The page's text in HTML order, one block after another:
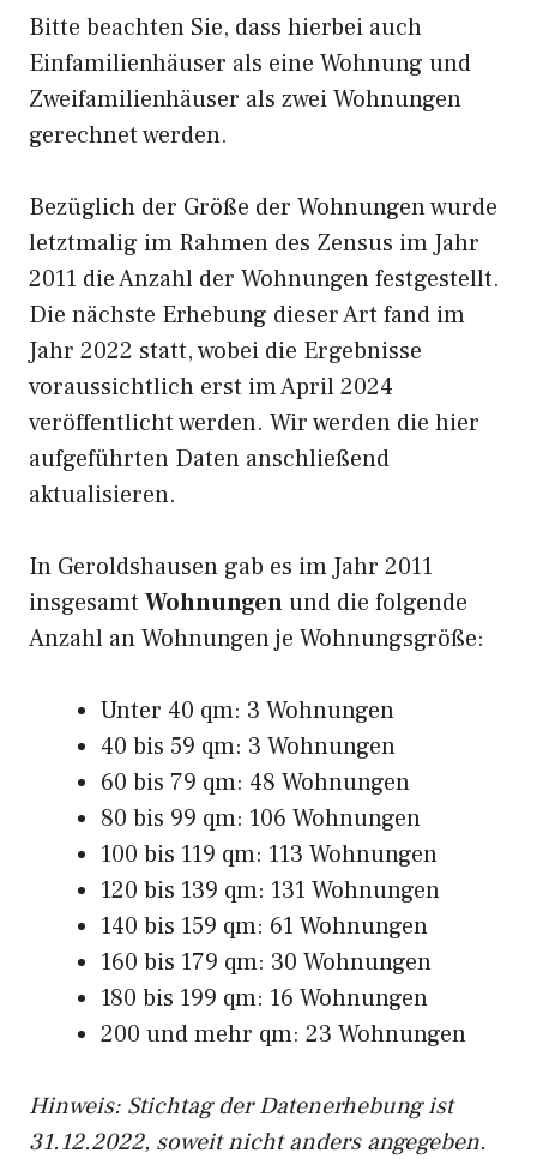
Bitte beachten Sie, dass hierbei auch
Einfamilienhäuser als eine Wohnung und
Zweifamilienhäuser als zwei Wohnungen
gerechnet werden.
Bezüglich der Größe der Wohnungen wurde
letztmalig im Rahmen des Zensus im Jahr
2011 die Anzahl der Wohnungen festgestellt.
Die nächste Erhebung dieser Art fand im
Jahr 2022 statt, wobei die Ergebnisse
voraussichtlich erst im April 2024
veröffentlicht werden. Wir werden die hier
aufgeführten Daten anschließend
aktualisieren.
In Geroldshausen gab es im Jahr 2011
insgesamt Wohnungenund die folgende
Anzahl an Wohnungen je Wohnungsgröße:
Unter 40 qm: 3 Wohnungen
40 bis 59 qm: 3 Wohnungen
60 bis 79 qm: 48 Wohnungen
80 bis 99 qm: 106 Wohnungen
100 bis 119 qm: 113 Wohnungen
120 bis 139 qm: 131 Wohnungen
140 bis 159 qm: 61 Wohnungen
160 bis 179 qm: 30 Wohnungen
180 bis 199 qm: 16 Wohnungen
200 und mehr qm: 23 Wohnungen
Hinweis: Stichtag der Datenerhebung ist
31.12.2022, soweit nicht anders angegeben.